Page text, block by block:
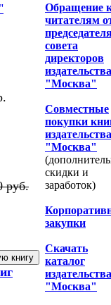
руб.
Обращение
читателям
совета
директоров
издательства
"Москва"
Совместные
покупки
издательства
"Москва"
скидки и
заработок)
закупки
Скачать
каталог
издательства
"Москва"